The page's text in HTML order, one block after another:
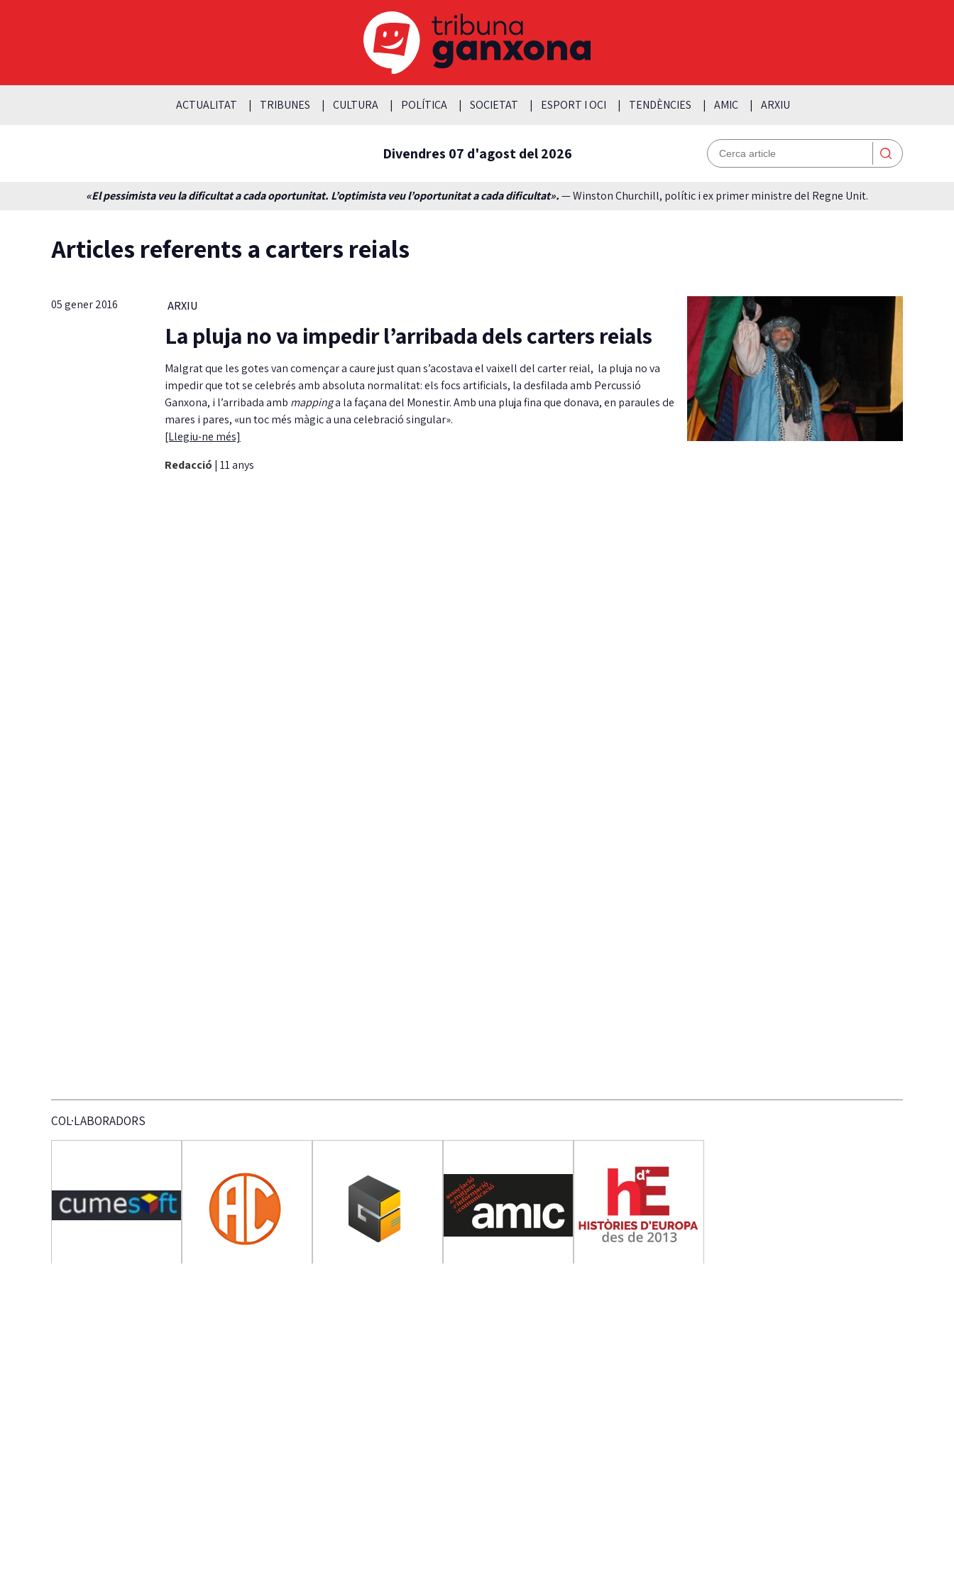
ACTUALITAT TRIBUNES CULTURA POLÍTICA SOCIETAT ESPORT I OCI TENDÈNCIES AMIC ARXIU
Divendres 07 d'agost del 2026
«El pessimista veu la dificultat a cada oportunitat. L’optimista veu l’oportunitat a cada dificultat».— Winston Churchill, polític i ex primer ministre del Regne Unit.
Articles referents a carters reials
05 gener 2016 ARXIU
La pluja no va impedir l’arribada dels carters reials
Malgrat que les gotes van començar a caure just quan s’acostava el vaixell del carter reial, la pluja no va
impedir que tot se celebrés amb absoluta normalitat: els focs artificials, la desfilada amb Percussió
Ganxona, i l’arribada amb mappinga la façana del Monestir. Amb una pluja fina que donava, en paraules de
mares i pares, «un toc més màgic a una celebració singular».
[Llegiu-ne més]
Redacció | 11 anys
COL·LABORADORS